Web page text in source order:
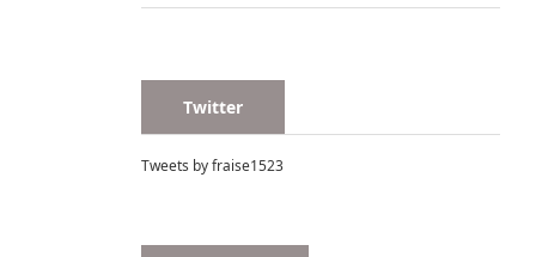
Twitter
Tweets by fraise1523